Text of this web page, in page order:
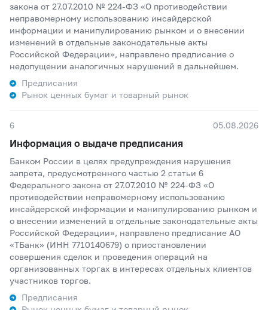
закона от 27.07.2010 № 224-ФЗ «О противодействии
неправомерному использованию инсайдерской
информации и манипулированию рынком и о внесении
изменений в отдельные законодательные акты
Российской Федерации», направлено предписание о
недопущении аналогичных нарушений в дальнейшем.
Предписания
Рынок ценных бумаг и товарный рынок
6 05.08.2026
Информация о выдаче предписания
Банком России в целях предупреждения нарушения
запрета, предусмотренного частью 2 статьи 6
Федерального закона от 27.07.2010 № 224-ФЗ «О
противодействии неправомерному использованию
инсайдерской информации и манипулированию рынком и
о внесении изменений в отдельные законодательные акты
Российской Федерации», направлено предписание АО
«ТБанк» (ИНН 7710140679) о приостановлении
совершения сделок и проведения операций на
организованных торгах в интересах отдельных клиентов
участников торгов.
Предписания